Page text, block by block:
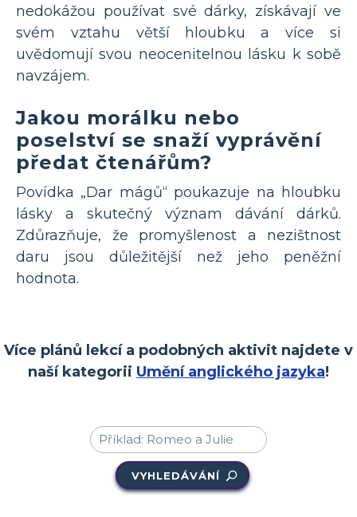
nedokážou používat své dárky, získávají ve
svém vztahu větší hloubku a více si
uvědomují svou neocenitelnou lásku k sobě
navzájem.
Jakou morálku nebo
poselství se snaží vyprávění
předat čtenářům?
Povídka „Dar mágů“ poukazuje na hloubku
lásky a skutečný význam dávání dárků.
Zdůrazňuje, že promyšlenost a nezištnost
daru jsou důležitější než jeho peněžní
hodnota.
Více plánů lekcí a podobných aktivit najdete v
naší kategorii Umění anglického jazyka!
VYHLEDÁVÁNÍ